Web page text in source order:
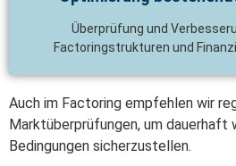
Überprüfung und
Factoringstrukturen und
Auch im Factoring empfehlen wir
Marktüberprüfungen, um
Bedingungen sicherzustellen.